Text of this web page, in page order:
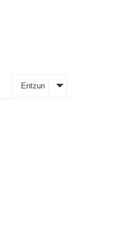
Entzun